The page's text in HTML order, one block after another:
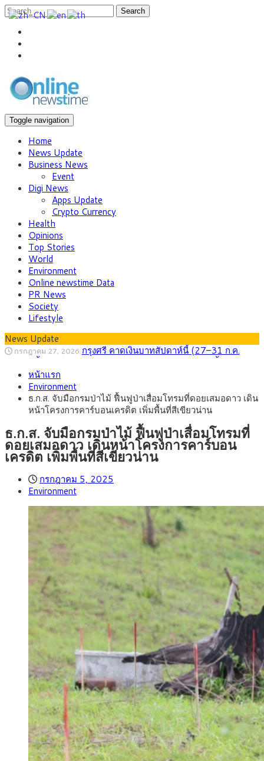
Search
Toggle navigation
Home
News Update
Business News
Event
Digi News
Apps Update
Crypto Currency
Health
Opinions
Top Stories
World
Environment
Online newstime Data
PR News
Society
Lifestyle
News Update
กรกฎาคม 27, 2026 กรุงศรี คาดเงินบาทสัปดาห์นี้ (27–31 ก.ค.
หน้ารถไฟฟ้าสงขลา โมโนเรล 12.54 กม. เชื่อมเมืองหาดใหญ่
สิงหาคม 4, 2026
รายหัวเพียง 2,618 บาท เสนอทบทวนจัดสรรงบให้สอดคล้องภาระ
งานจริง
สิงหาคม 3, 2026 กรุงศรี คาดเงินบาทสัปดาห์นี้ซื้อขายในกรอบ
33.00-33.60 ติดตามข้อมูลจ้างงานสหรัฐฯ
สิงหาคม 1, 2026 “เอกนิติ” เปิดเครื่องยนต์เศรษฐกิจใหม่ของไทย
เดินหน้า 5 ยุทธศาสตร์ รื้อโครงสร้างเศรษฐกิจ ดันไทยโตเต็ม
กรกฎาคม 27, 2026 ภัยเงียบใกล้ตัวเด็ก LSD “แสตมป์เมา” ยาเสพ
ติดลายการ์ตูน กรมศุลกากร เตือนผู้ปกครองเฝ้าระวัง หลังยึดล็อต
ใหญ่จากเยอรมนี
หน้าแรก
Environment
ธ.ก.ส. จับมือกรมป่าไม้ ฟื้นฟูป่าเสื่อมโทรมที่ดอยเสมอดาว เดิน
หน้าโครงการคาร์บอนเครดิต เพิ่มพื้นที่สีเขียวน่าน
ธ.ก.ส. จับมือกรมป่าไม้ ฟื้นฟูป่าเสื่อมโทรมที่
ดอยเสมอดาว เดินหน้าโครงการคาร์บอน
เครดิต เพิ่มพื้นที่สีเขียวน่าน
กรกฎาคม 5, 2025
Environment